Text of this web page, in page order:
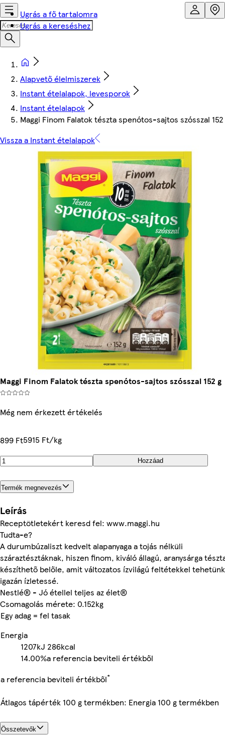
Ugrás a fő tartalomra
Ugrás a kereséshez
Alapvető élelmiszerek
Instant ételalapok, levesporok
Instant ételalapok
Maggi Finom Falatok tészta spenótos-sajtos szósszal 152
Vissza a Instant ételalapok
Maggi Finom Falatok tészta spenótos-sajtos szósszal 152 g
Még nem érkezett értékelés
899 Ft5915 Ft/kg
Hozzáad
Termék megnevezés
Leírás
Receptötletekért keresd fel: www.maggi.hu
Tudta-e?
A durumbúzaliszt kedvelt alapanyaga a tojás nélküli
száraztésztáknak, hiszen finom, kiváló állagú, aranysárga
készíthető belőle, amit változatos ízvilágú feltétekkel tehetünk
igazán ízletessé.
Nestlé® - Jó étellel teljes az élet®
Csomagolás mérete: 0.152kg
Egy adag = fel tasak
Energia
1207kJ 286kcal
14.00%a referencia beviteli értékből
a referencia beviteli értékből*
Átlagos tápérték 100 g termékben: Energia 100 g termékben
Összetevők